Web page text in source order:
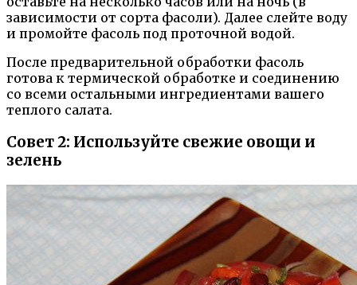
зависимости от сорта фасоли). Далее слейте воду
и промойте фасоль под проточной водой.
После предварительной обработки фасоль
готова к термической обработке и соединению
со всеми остальными ингредиентами вашего
теплого салата.
Совет 2: Используйте свежие овощи и
зелень